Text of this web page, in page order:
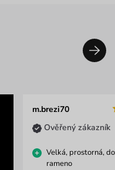
m.brezi70
Ověřený zákazník
Velká, prostorná,
rameno